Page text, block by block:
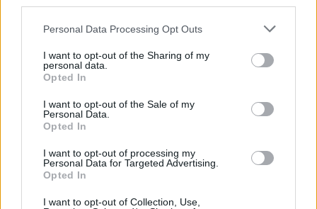
Personal Data Processing Opt Outs
I want to opt-out of the Sharing of my
personal data.
Opted In
I want to opt-out of the Sale of my
Personal Data.
Opted In
I want to opt-out of processing my
Personal Data for Targeted Advertising.
Opted In
I want to opt-out of Collection, Use,
Blaumut lidera el cartell musical de les
31 de juliol de 2026
Carrega més